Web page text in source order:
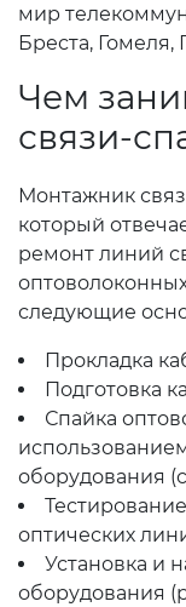
мир
Бреста, Гомеля,
Чем
связи-
Монтажник
который
ремонт линий
следующие
Прокладка
Подготовка
Спайка
оборудования
оптических
Установка и
оборудования